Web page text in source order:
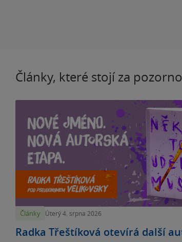
Články, které stojí za
Články Úterý 4. srpna 2026
Radka Třeštíková otevírá další